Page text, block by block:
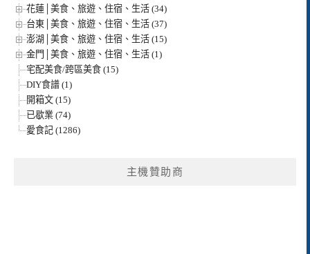
花蓮│美食、旅遊、住宿、生活 (34)
台東│美食、旅遊、住宿、生活 (37)
澎湖│美食、旅遊、住宿、生活 (15)
金門│美食、旅遊、住宿、生活 (1)
宅配美食/跨區美食 (15)
DIY食譜 (1)
開箱文 (15)
已歇業 (74)
愛食記 (1286)
主機贊助商